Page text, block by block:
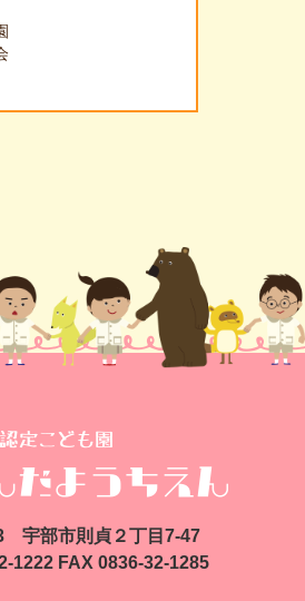
宇部市則貞２丁目7-47
1222 FAX 0836-32-1285